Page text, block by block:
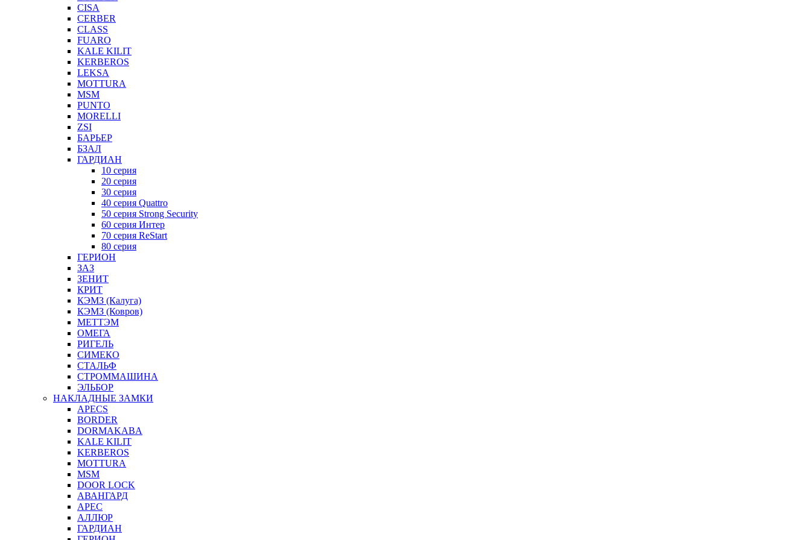
CISA
CERBER
CLASS
FUARO
KALE KILIT
KERBEROS
LEKSA
MOTTURA
MSM
PUNTO
MORELLI
ZSI
БАРЬЕР
БЗАЛ
ГАРДИАН
10 серия
20 серия
30 серия
40 серия Quattro
50 серия Strong Security
60 серия Интер
70 серия ReStart
80 серия
ГЕРИОН
ЗАЗ
ЗЕНИТ
КРИТ
КЭМЗ (Калуга)
КЭМЗ (Ковров)
МЕТТЭМ
ОМЕГА
РИГЕЛЬ
СИМЕКО
СТАЛЬФ
СТРОММАШИНА
ЭЛЬБОР
НАКЛАДНЫЕ ЗАМКИ
APECS
BORDER
DORMAKABA
KALE KILIT
KERBEROS
MOTTURA
MSM
DOOR LOCK
АВАНГАРД
АРЕС
АЛЛЮР
ГАРДИАН